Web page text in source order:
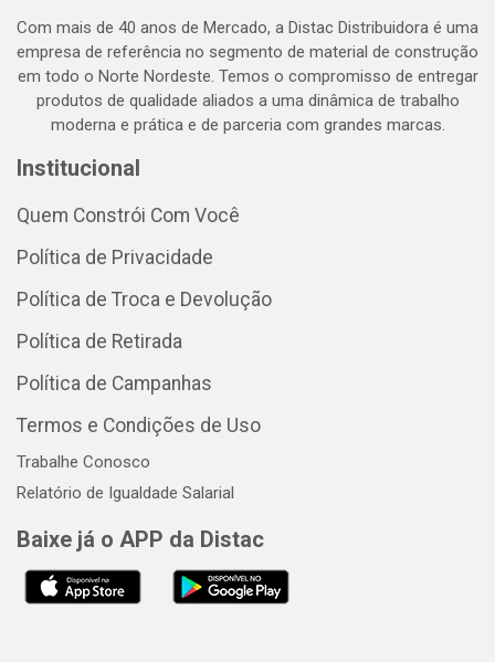
Com mais de 40 anos de Mercado, a Distac Distribuidora é uma
empresa de referência no segmento de material de construção
em todo o Norte Nordeste. Temos o compromisso de entregar
produtos de qualidade aliados a uma dinâmica de trabalho
moderna e prática e de parceria com grandes marcas.
Institucional
Quem Constrói Com Você
Política de Privacidade
Política de Troca e Devolução
Política de Retirada
Política de Campanhas
Termos e Condições de Uso
Trabalhe Conosco
Relatório de Igualdade Salarial
Baixe já o APP da Distac